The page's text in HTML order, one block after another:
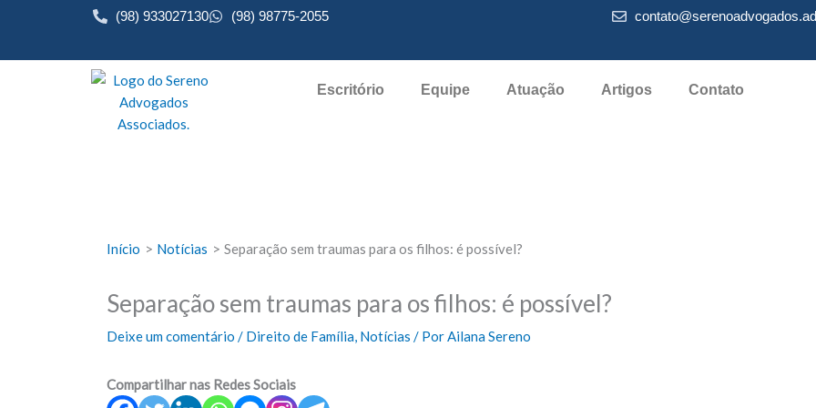
(98) 933027130 (98) 98775-2055
Escritório Equipe Atuação Artigos Contato
Início Notícias Separação sem traumas para os filhos: é possível?
Separação sem traumas para os filhos: é possível?
Deixe um comentário / Direito de Família, Notícias / PorAilana Sereno
Compartilhar nas Redes Sociais